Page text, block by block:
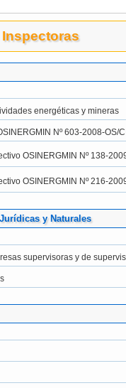
energéticas y mineras
Nº 603-2008-OS/
OSINERGMIN Nº 138-
OSINERGMIN Nº 216-
y Naturales
supervisoras y de